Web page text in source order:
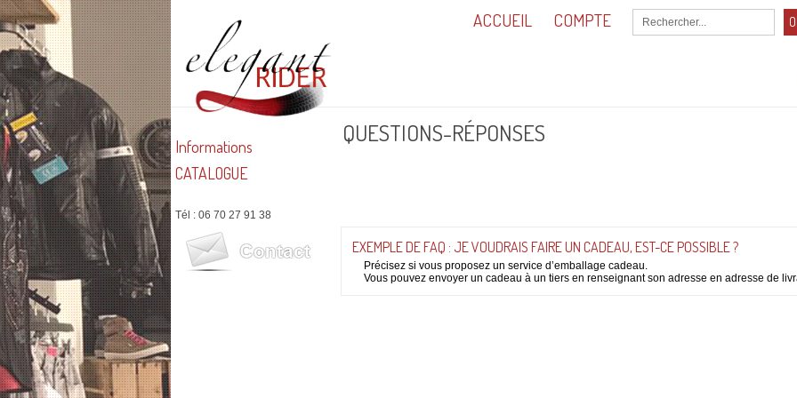
ACCUEIL COMPTE
Informations
CATALOGUE
Tél : 06 70 27 91 38
QUESTIONS-RÉPONSES
EXEMPLE DE FAQ : JE VOUDRAIS FAIRE UN CADEAU, EST-CE POSSIBLE ?
Précisez si vous proposez un service d’emballage cadeau.
Vous pouvez envoyer un cadeau à un tiers en renseignant son adresse en adresse de